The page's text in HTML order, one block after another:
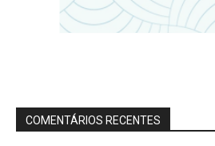
COMENTÁRIOS RECENTES